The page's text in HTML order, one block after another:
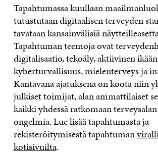
Tapahtumassa kuullaan
tutustutaan digitaalisen terveyden
tavataan kansainvälisiä
Tapahtuman teemoja ovat
digitalisaatio, tekoäly, aktiivinen
kyberturvallisuus, mielenterveys ja
Kantavana ajatuksena on koota niin
julkiset toimijat, alan ammattilaiset
kaikki yhdessä ratkomaan
ongelmia. Lue lisää tapahtumasta ja
rekisteröitymisestä tapahtuman
kotisivuilta.